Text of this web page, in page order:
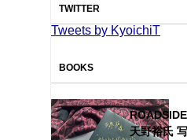
TWITTER
Tweets by KyoichiT
BOOKS
天野裕氏